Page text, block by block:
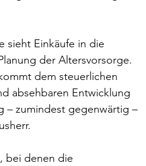
sieht Einkäufe in die
der Altersvorsorge.
dem steuerlichen
absehbaren Entwicklung
– zumindest gegenwärtig –
bei denen die